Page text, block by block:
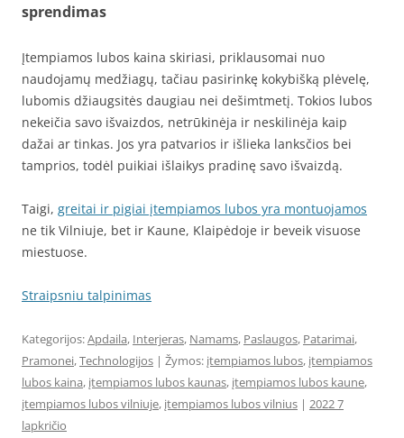
sprendimas
Įtempiamos lubos kaina skiriasi, priklausomai nuo
naudojamų medžiagų, tačiau pasirinkę kokybišką plėvelę,
lubomis džiaugsitės daugiau nei dešimtmetį. Tokios lubos
nekeičia savo išvaizdos, netrūkinėja ir neskilinėja kaip
dažai ar tinkas. Jos yra patvarios ir išlieka lanksčios bei
tamprios, todėl puikiai išlaikys pradinę savo išvaizdą.
Taigi, greitai ir pigiai įtempiamos lubos yra montuojamos
ne tik Vilniuje, bet ir Kaune, Klaipėdoje ir beveik visuose
miestuose.
Straipsniu talpinimas
Kategorijos:Apdaila, Interjeras, Namams, Paslaugos, Patarimai,
Pramonei,Technologijos | Žymos: įtempiamos lubos, įtempiamos
lubos kaina, įtempiamos lubos kaunas, įtempiamos lubos kaune,
įtempiamos lubos vilniuje, įtempiamos lubos vilnius | 2022 7
lapkričio